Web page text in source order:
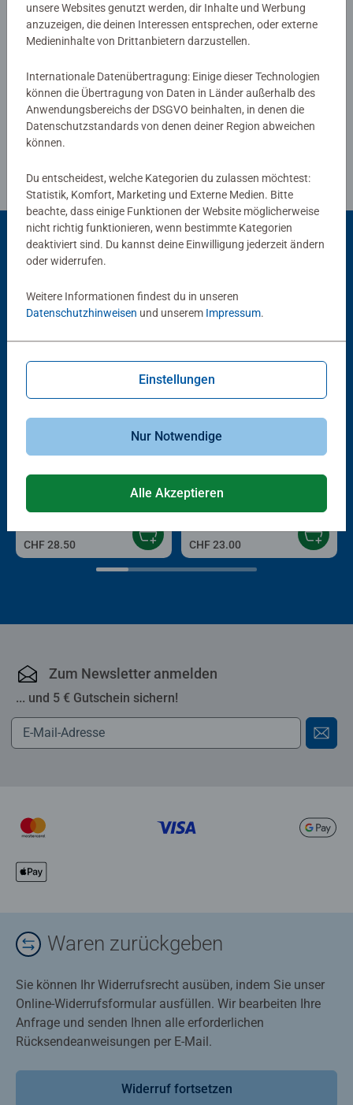
Bewertungen
Richtlinien für Bewertungen
Beliebte Auswahl
Andere Kunden mögen auch
Wir spielen Baustelle
Durchschnittliche Bewertung 5.0 von 5 Sternen.
CHF 28.50
Mein Eisenbahn-Spiel
Durchschnittliche Bewertung 4.9 von 5
CHF 23.00
Zum Newsletter anmelden
... und 5 € Gutschein sichern!
Waren zurückgeben
Sie können Ihr Widerrufsrecht ausüben, indem Sie unser
Online-Widerrufsformular ausfüllen. Wir bearbeiten Ihre
Anfrage und senden Ihnen alle erforderlichen
Rücksendeanweisungen per E-Mail.
Widerruf fortsetzen
unsere Websites genutzt werden, dir Inhalte und Werbung
anzuzeigen, die deinen Interessen entsprechen, oder externe
Medieninhalte von Drittanbietern darzustellen.
Internationale Datenübertragung: Einige dieser Technologien
können die Übertragung von Daten in Länder außerhalb des
Anwendungsbereichs der DSGVO beinhalten, in denen die
Datenschutzstandards von denen deiner Region abweichen
können.
Du entscheidest, welche Kategorien du zulassen möchtest:
Statistik, Komfort, Marketing und Externe Medien. Bitte
beachte, dass einige Funktionen der Website möglicherweise
nicht richtig funktionieren, wenn bestimmte Kategorien
deaktiviert sind. Du kannst deine Einwilligung jederzeit ändern
oder widerrufen.
Weitere Informationen findest du in unseren
Datenschutzhinweisen und unserem Impressum.
Einstellungen
Nur Notwendige
Alle Akzeptieren